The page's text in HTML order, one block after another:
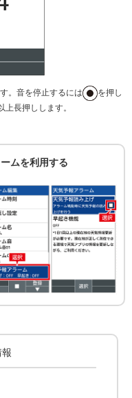
。音を停止するには
を押し
上長押しします。
ムを利用する